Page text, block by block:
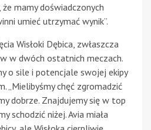
mamy doświadczonych
umieć utrzymać wynik”.
Wisłoki Dębica, zwłaszcza
w dwóch ostatnich meczach.
o sile i potencjale swojej ekipy
„Mielibyśmy chęć zgromadzić
dobrze. Znajdujemy się w top
schodzić niżej. Avia miała